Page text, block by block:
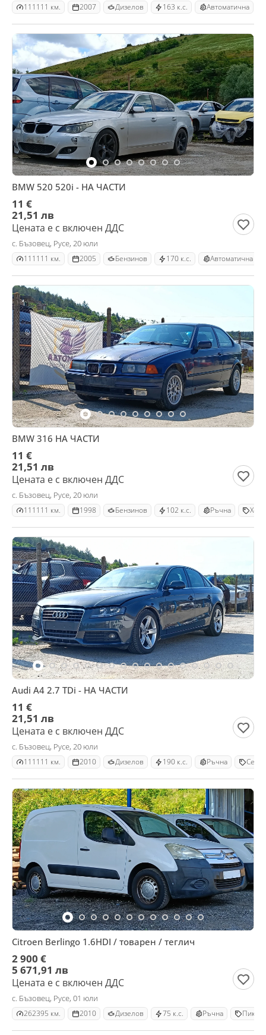
111111 км. 2007 Дизелов 163 к.с. Автоматична
BMW 520 520i - НА ЧАСТИ
11 €
21,51 лв
Цената е с включен ДДС
с. Бъзовец, Русе, 20 юли
111111 км. 2005 Бензинов 170 к.с. Автоматична
BMW 316 НА ЧАСТИ
11 €
21,51 лв
Цената е с включен ДДС
с. Бъзовец, Русе, 20 юли
111111 км. 1998 Бензинов 102 к.с. Ръчна
Audi A4 2.7 TDi - НА ЧАСТИ
11 €
21,51 лв
Цената е с включен ДДС
с. Бъзовец, Русе, 20 юли
111111 км. 2010 Дизелов 190 к.с. Ръчна Седан
Citroen Berlingo 1.6HDI / товарен / теглич
2 900 €
5 671,91 лв
Цената е с включен ДДС
с. Бъзовец, Русе, 01 юли
262395 км. 2010 Дизелов 75 к.с. Ръчна Пикап